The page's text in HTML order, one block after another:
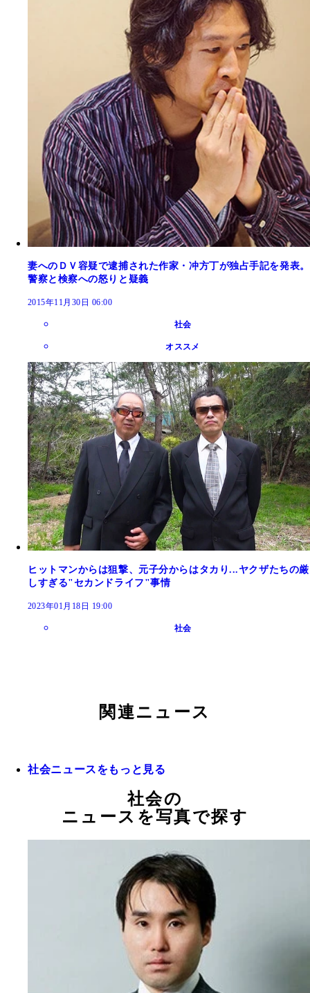
妻へのＤＶ容疑で逮捕された作家・冲方丁が独占手記を発表。
警察と検察への怒りと疑義
2015年11月30日 06:00
社会
オススメ
ヒットマンからは狙撃、元子分からはタカり...ヤクザたちの厳
しすぎる"セカンドライフ"事情
2023年01月18日 19:00
社会
関連ニュース
社会ニュースをもっと見る
社会の
ニュースを写真で探す